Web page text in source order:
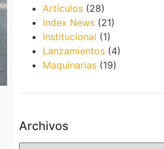
Artículos(28)
Index News(21)
Institucional (1)
Lanzamientos(4)
Maquinarias(19)
Archivos